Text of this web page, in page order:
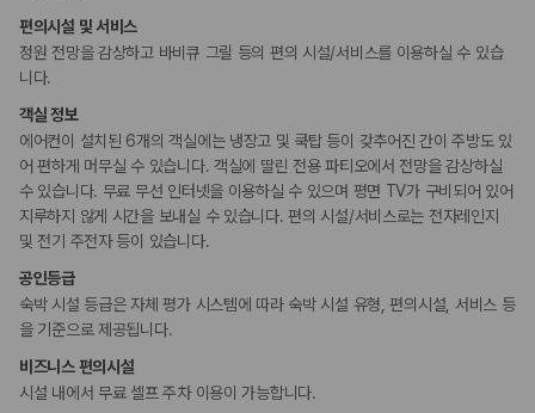
제주렌트카 가격비교 자주 묻는 질문
Q. 제주렌트카 가격비교는 카모아에서 어떻게 하나요?
A. 대여일, 반납일, 인수 지역을 선택하면 제주도 렌트카 업체별 가격, 차종,
보험 조건, 예약 가능 차량을 한 번에 비교할 수 있습니다.
Q. 제주 렌트카 최저가는 무엇을 기준으로 비교해야 하나요?
Q. 제주공항 근처 렌트카도 비교할 수 있나요?
Q. 제주 렌트카 가격비교 시 보험도 함께 비교할 수 있나요?
Q. 가족 여행에는 어떤 제주 렌트카를 비교해야 하나요?
제주렌트카 가격비교 주요 링크
제주도 렌트카 실시간 최저가 가격비교
국내 렌트카 가격비교
해외 렌트카 가격비교
편의시설 및 서비스
정원 전망을 감상하고 바비큐 그릴 등의 편의 시설/서비스를 이용하실 수 있습
니다.
객실 정보
에어컨이 설치된 6개의 객실에는 냉장고 및 쿡탑 등이 갖추어진 간이 주방도 있
어 편하게 머무실 수 있습니다. 객실에 딸린 전용 파티오에서 전망을 감상하실
수 있습니다. 무료 무선 인터넷을 이용하실 수 있으며 평면 TV가 구비되어 있어
지루하지 않게 시간을 보내실 수 있습니다. 편의 시설/서비스로는 전자레인지
및 전기 주전자 등이 있습니다.
공인등급
숙박 시설 등급은 자체 평가 시스템에 따라 숙박 시설 유형, 편의시설, 서비스 등
을 기준으로 제공됩니다.
비즈니스 편의시설
시설 내에서 무료 셀프 주차 이용이 가능합니다.